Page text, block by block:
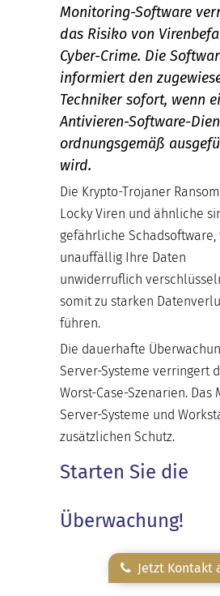
Monitoring-Software
das Risiko von
Cyber-Crime. Die
informiert den
Techniker sofort, wenn
Antivieren-Software-
ordnungsgemäß
wird.
Die Krypto-Trojaner
Locky Viren und ähnliche
gefährliche Schadsoftware,
unauffällig Ihre Daten
unwiderruflich
somit zu starken
führen.
Die dauerhafte
Server-Systeme verringert
Worst-Case-Szenarien.
Server-Systeme und
zusätzlichen Schutz.
Starten Sie die
Überwachung!
Jetzt Kontakt